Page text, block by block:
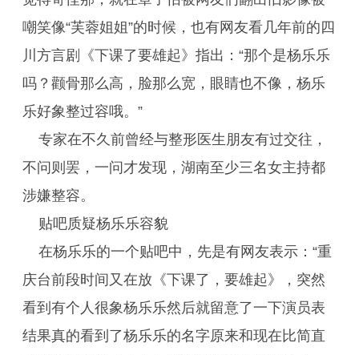
嘲笑像“芙蓉姐姐”的时候，也有网友看几年前的四
川方言剧《下课了要雄起》指出：“那个是杨乐乐
吗？颧骨那么高，脸那么宽，眼睛也不像，杨乐
乐好象整过容哦。”
专家在不久前曾经与整形医生朋友有过交往，
不问则罢，一问才发现，湖南至少三名女主持都
涉嫌整容。
贴吧质疑杨乐乐容貌
在杨乐乐的一个贴吧中，先是有网友表示：“重
庆台前段时间又在放《下课了，要雄起》，突然
看到有个人很象杨乐乐然后就留意了一下演员表
结果真的看到了杨乐乐的名字原来和现在比简直